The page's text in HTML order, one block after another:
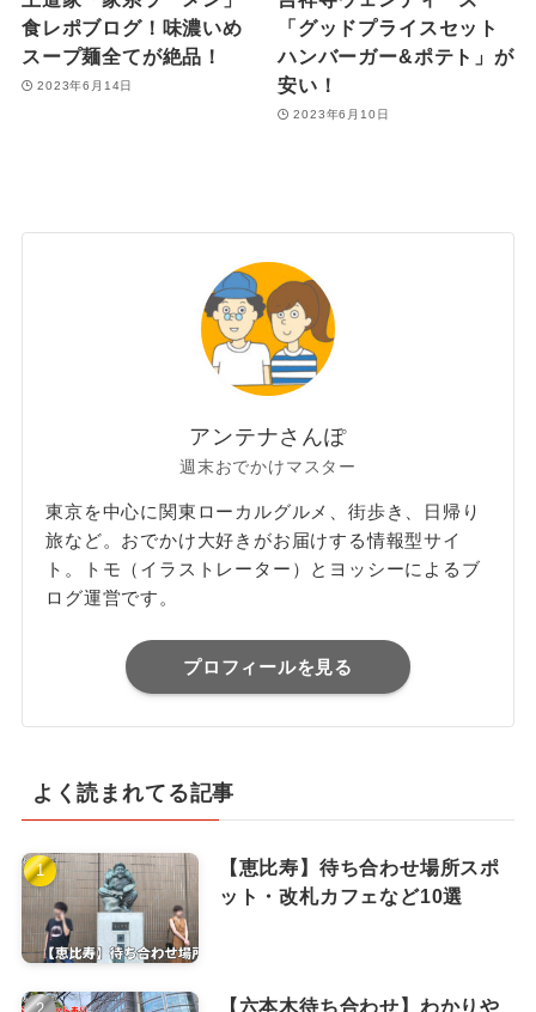
食レポブログ！味濃いめ
スープ麺全てが絶品！
2023年6月14日
「グッドプライスセット
ハンバーガー&ポテト」が
安い！
2023年6月10日
アンテナさんぽ
週末おでかけマスター
東京を中心に関東ローカルグルメ、街歩き、日帰り
旅など。おでかけ大好きがお届けする情報型サイ
ト。トモ（イラストレーター）とヨッシーによるブ
ログ運営です。
プロフィールを見る
よく読まれてる記事
【恵比寿】待ち合わせ場所スポ
ット・改札カフェなど10選
【六本木待ち合わせ】わかりや